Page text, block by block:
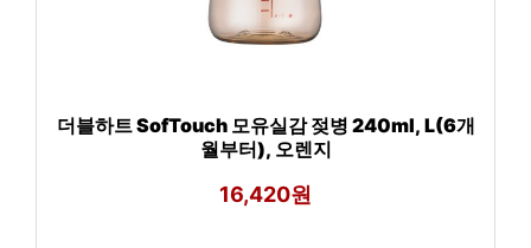
더블하트 SofTouch 모유실감 젖병 240ml, L(6개
월부터), 오렌지
16,420원